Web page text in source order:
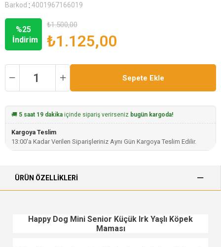
Barkod : 4001967166019
%25
İndirim
₺1.500,00
₺1.125,00
🚚 5 saat 19 dakika içinde sipariş verirseniz bugün kargoda!
Kargoya Teslim
13:00'a Kadar Verilen Siparişleriniz Aynı Gün Kargoya Teslim Edilir.
ÜRÜN ÖZELLIKLERI
Happy Dog Mini Senior Küçük Irk Yaşlı Köpek
Maması